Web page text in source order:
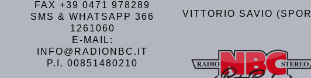
FAX +39 0471 978289
SMS & WHATSAPP 366
1261060
E-MAIL:
INFO@RADIONBC.IT
P.I. 00851480210
VITTORIO SAVIO